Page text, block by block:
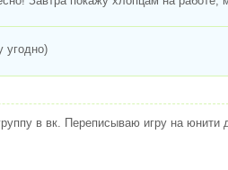
угодно)
в вк. Переписываю игру на юнити